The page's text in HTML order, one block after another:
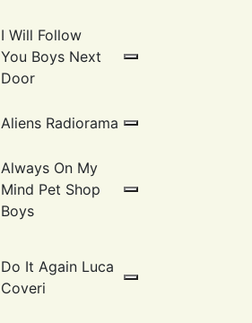
I Will Follow
You Boys Next
Door
Aliens Radiorama
Always On My
Mind Pet Shop
Boys
Do It Again Luca
Coveri